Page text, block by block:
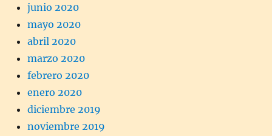
junio 2020
mayo 2020
abril 2020
marzo 2020
febrero 2020
enero 2020
diciembre 2019
noviembre 2019